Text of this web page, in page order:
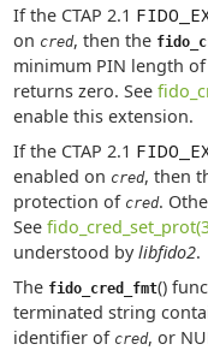
If the CTAP 2.1
on cred, then the
minimum PIN length of
returns zero. See
enable this extension.
If the CTAP 2.1
enabled on cred, then
protection of cred.
See
understood bylibfido2.
The fido_cred_fmt()
terminated string
identifier of cred, or